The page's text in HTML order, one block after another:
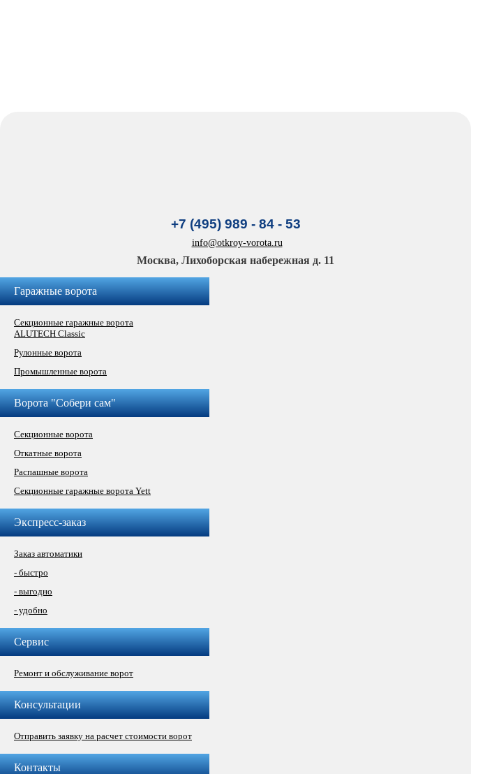
+7 (495) 989 - 84 - 53
info@otkroy-vorota.ru
Москва, Лихоборская набережная д. 11
Гаражные ворота
Секционные гаражные ворота
ALUTECH Classic
Рулонные ворота
Промышленные ворота
Ворота "Собери сам"
Секционные ворота
Откатные ворота
Распашные ворота
Секционные гаражные ворота Yett
Экспресс-заказ
Заказ автоматики
- быстро
- выгодно
- удобно
Сервис
Ремонт и обслуживание ворот
Консультации
Отправить заявку на расчет стоимости ворот
Контакты